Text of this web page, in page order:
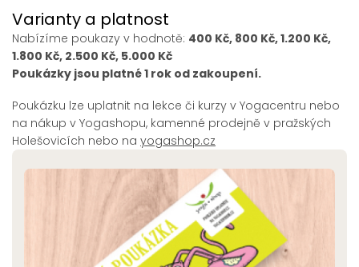
Varianty a platnost
Nabízíme poukazy v hodnotě: 400 Kč, 800 Kč, 1.200 Kč,
1.800 Kč, 2.500 Kč, 5.000 Kč
Poukázky jsou platné 1 rok od zakoupení.
Poukázku lze uplatnit na lekce či kurzy v Yogacentru nebo
na nákup v Yogashopu, kamenné prodejně v pražských
Holešovicích nebo na yogashop.cz